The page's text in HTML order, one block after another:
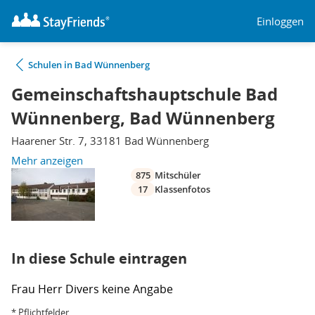
Einloggen
Schulen in Bad Wünnenberg
Gemeinschaftshauptschule Bad
Wünnenberg, Bad Wünnenberg
Haarener Str. 7, 33181 Bad Wünnenberg
Mehr anzeigen
875 Mitschüler
17
Klassenfotos
In diese Schule eintragen
Frau Herr Divers keine Angabe
* Pflichtfelder